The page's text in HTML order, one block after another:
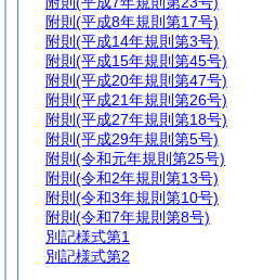
附則 (平成8年規則第17号)
附則 (平成14年規則第3号)
附則 (平成15年規則第45号)
附則 (平成20年規則第47号)
附則 (平成21年規則第26号)
附則 (平成27年規則第18号)
附則 (平成29年規則第5号)
附則 (令和元年規則第25号)
附則 (令和2年規則第13号)
附則 (令和3年規則第10号)
附則 (令和7年規則第8号)
別記様式第1
別記様式第2